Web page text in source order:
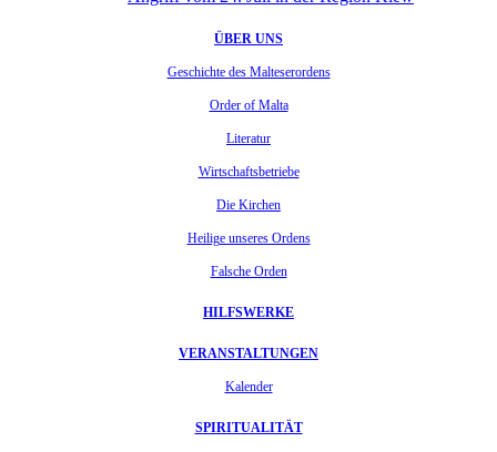
ÜBER UNS
Geschichte des Malteserordens
Order of Malta
Literatur
Wirtschaftsbetriebe
Die Kirchen
Heilige unseres Ordens
Falsche Orden
HILFSWERKE
VERANSTALTUNGEN
Kalender
SPIRITUALITÄT